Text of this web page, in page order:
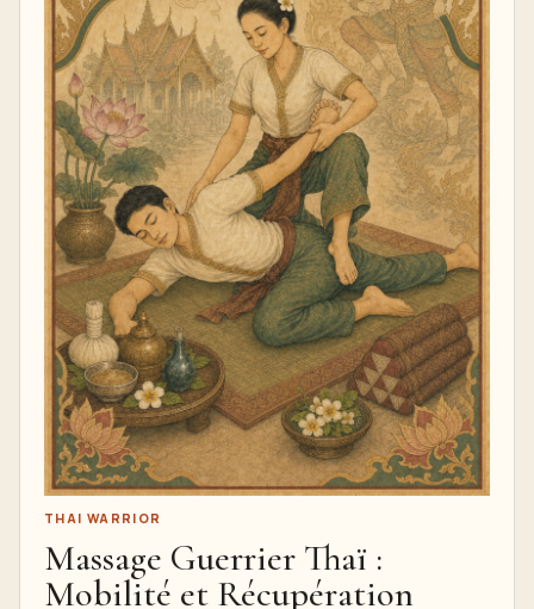
THAI WARRIOR
Massage Guerrier Thaï :
Mobilité et Récupération